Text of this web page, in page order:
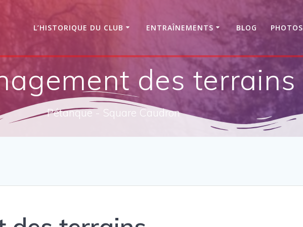
L’HISTORIQUE DU CLUB ENTRAÎNEMENTS BLOG PHOTOS
des terrains
Pétanque - Square Caudron